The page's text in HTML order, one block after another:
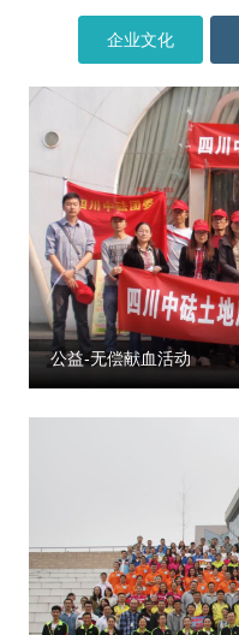
企业文化
公益-无偿献血活动